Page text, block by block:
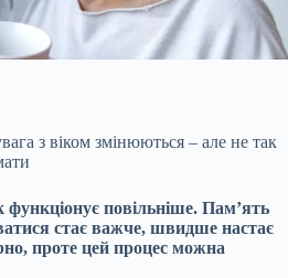
з віком змінюються – але не так
повільніше. Пам’ять
стає важче, швидше настає
проте цей процес можна